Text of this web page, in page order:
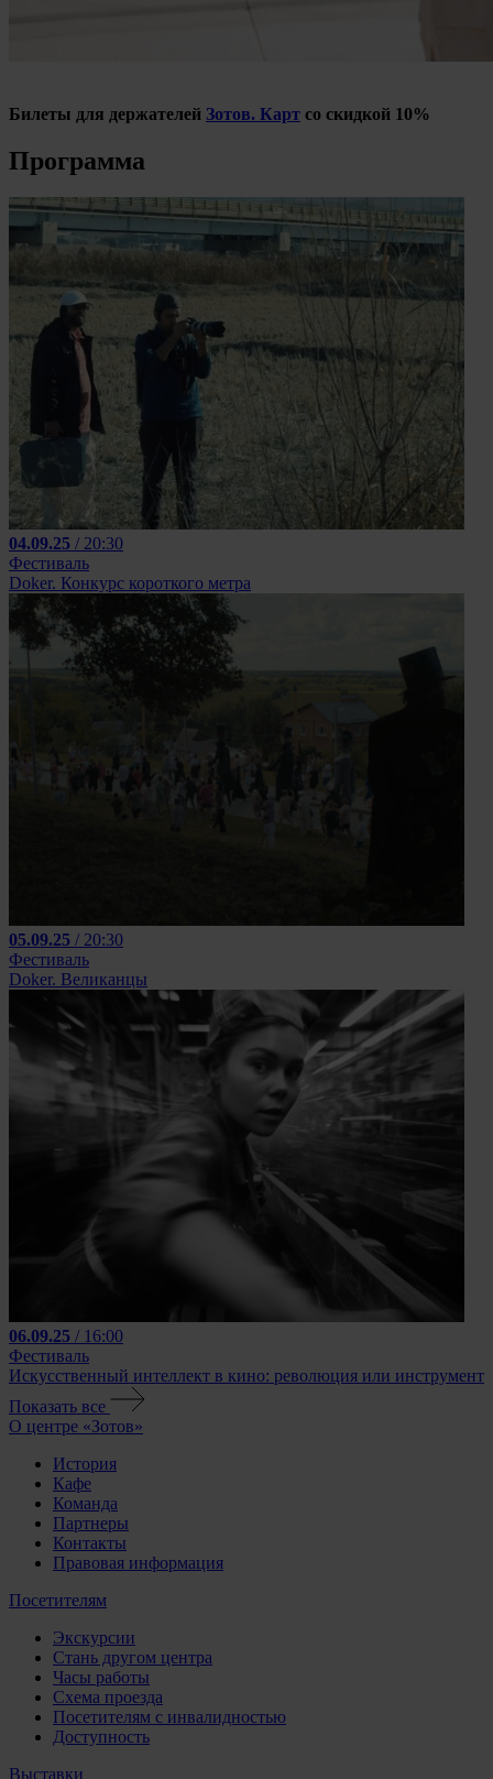
Билеты для держателей Зотов. Карт со скидкой 10%
Программа
04.09.25 / 20:30
Фестиваль
Doker. Конкурс короткого метра
05.09.25 / 20:30
Фестиваль
Doker. Великанцы
06.09.25 / 16:00
Фестиваль
Искусственный интеллект в кино: революция или инструмент
Показать все
О центре «Зотов»
История
Кафе
Команда
Партнеры
Контакты
Правовая информация
Посетителям
Экскурсии
Стань другом центра
Часы работы
Схема проезда
Посетителям с инвалидностью
Доступность
Выставки